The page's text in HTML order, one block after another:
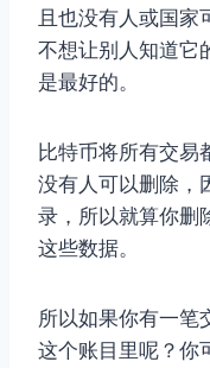
且也没有人或国家
不想让别人知道它
是最好的。
比特币将所有交易
没有人可以删除，
录，所以就算你删
这些数据。
所以如果你有一笔
这个账目里呢？你